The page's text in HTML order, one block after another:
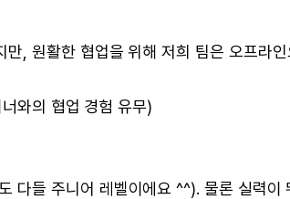
, 원활한 협업을 위해 저희 팀은 오프라인
와의 협업 경험 유무)
다들 주니어 레벨이에요 ^^). 물론 실력이